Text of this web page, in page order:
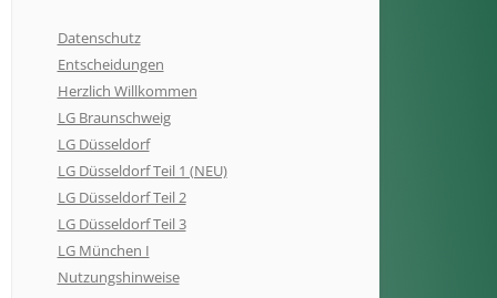
Datenschutz
Entscheidungen
Herzlich Willkommen
LG Braunschweig
LG Düsseldorf
LG Düsseldorf Teil 1 (NEU)
LG Düsseldorf Teil 2
LG Düsseldorf Teil 3
LG München I
Nutzungshinweise